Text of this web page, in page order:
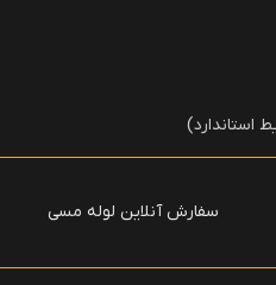
سفارش آنلاین لوله مسی